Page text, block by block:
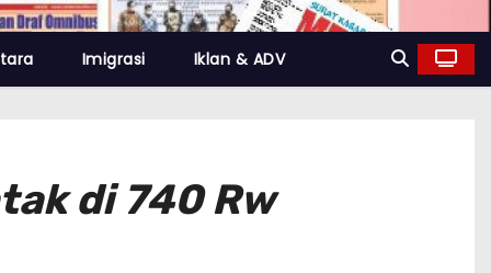
Imigrasi Iklan & ADV
di 740 Rw